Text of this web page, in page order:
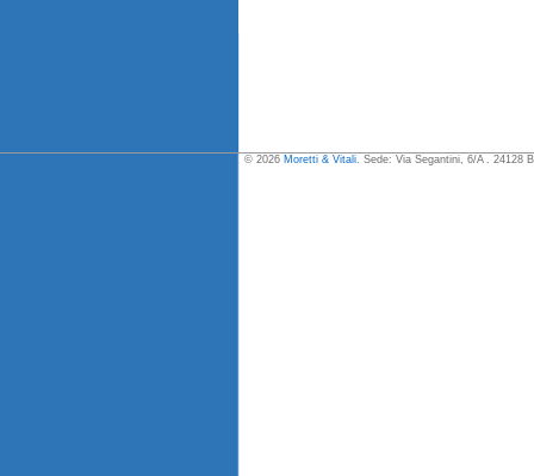
© 2026 Moretti & Vitali. Sede: Via Segantini, 6/A . 24128